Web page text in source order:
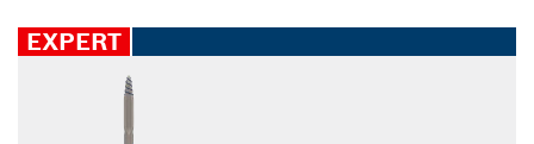
EXPERT